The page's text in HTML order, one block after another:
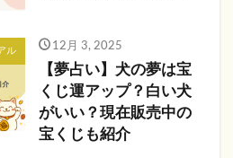
ル 12月 3, 2025
【夢占い】犬の夢は宝
くじ運アップ？白い犬
がいい？現在販売中の
宝くじも紹介